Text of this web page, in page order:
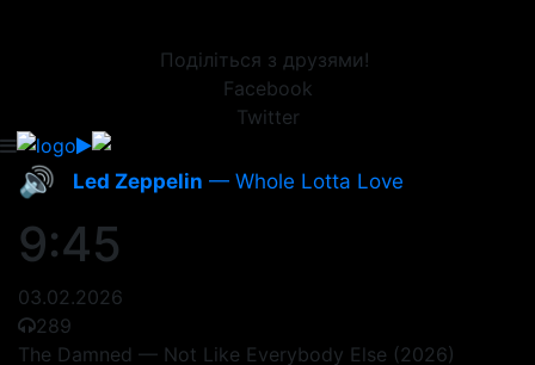
Поділіться з друзями!
Facebook
Twitter
🔊 Led Zeppelin — Whole Lotta Love
9:45
03.02.2026
289
The Damned — Not Like Everybody Else (2026)